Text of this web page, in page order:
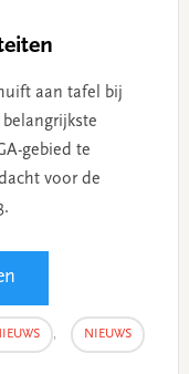
aan tafel bij
gebied te
voor de
, NIEUWS